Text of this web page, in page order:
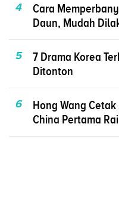
4
Cara
Daun, Mudah
5
7 Drama Korea
Ditonton
6
Hong Wang
China Pertama